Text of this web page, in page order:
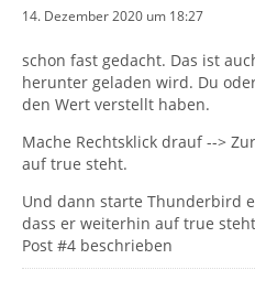
14. Dezember 2020 um 18:27
schon fast gedacht. Das ist
herunter geladen wird. Du
den Wert verstellt haben.
Mache Rechtsklick drauf -->
auf true steht.
Und dann starte Thunderbird
dass er weiterhin auf true
Post #4 beschrieben